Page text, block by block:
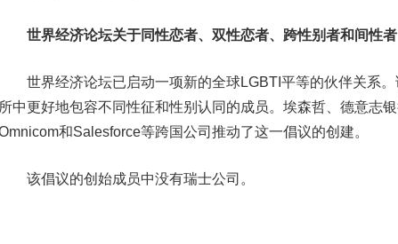
世界经济论坛关于同性恋者、双性恋者、跨性别者和间性
世界经济论坛已启动一项新的全球LGBTI平等的伙伴关系。
所中更好地包容不同性征和性别认同的成员。 埃森哲 、德意志
和Salesforce等跨国公司推动了这一倡议的创建。
该倡议的创始成员中没有瑞士公司。